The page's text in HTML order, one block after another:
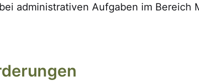
administrativen Aufgaben im